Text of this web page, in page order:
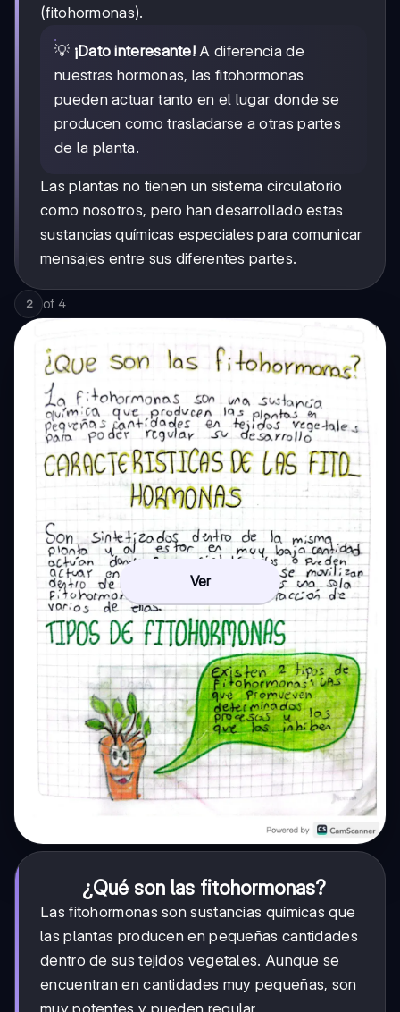
(fitohormonas).
💡 ¡Dato interesante! A diferencia de
nuestras hormonas, las fitohormonas
pueden actuar tanto en el lugar donde se
producen como trasladarse a otras partes
de la planta.
Las plantas no tienen un sistema circulatorio
como nosotros, pero han desarrollado estas
sustancias químicas especiales para comunicar
mensajes entre sus diferentes partes.
2 of 4
Ver
¿Qué son las fitohormonas?
Las fitohormonas son sustancias químicas que
las plantas producen en pequeñas cantidades
dentro de sus tejidos vegetales. Aunque se
encuentran en cantidades muy pequeñas, son